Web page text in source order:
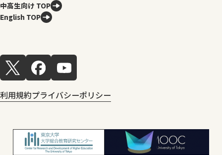
中高生向け TOP
English TOP
利用規約プライバシーポリシー